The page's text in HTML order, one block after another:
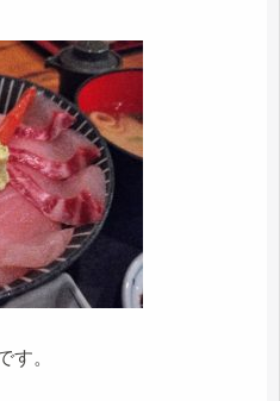
す。